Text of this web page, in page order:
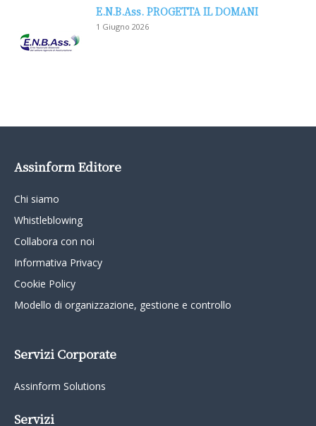
E.N.B.Ass. PROGETTA IL DOMANI
1 Giugno 2026
Assinform Editore
Chi siamo
Whistleblowing
Collabora con noi
Informativa Privacy
Cookie Policy
Modello di organizzazione, gestione e controllo
Servizi Corporate
Assinform Solutions
Servizi